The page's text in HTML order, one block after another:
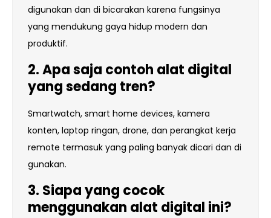
digunakan dan di bicarakan karena fungsinya
yang mendukung gaya hidup modern dan
produktif.
2. Apa saja contoh alat digital
yang sedang tren?
Smartwatch, smart home devices, kamera
konten, laptop ringan, drone, dan perangkat kerja
remote termasuk yang paling banyak dicari dan di
gunakan.
3. Siapa yang cocok
menggunakan alat digital ini?